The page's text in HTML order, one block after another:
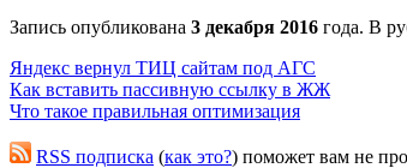
Запись опубликована 3 декабря 2016 года. В
Яндекс вернул ТИЦ сайтам под АГС
Как вставить пассивную ссылку в ЖЖ
Что такое правильная оптимизация
RSS подписка (как это?) поможет вам не